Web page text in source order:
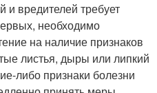
и вредителей требует
необходимо
на наличие признаков
листья, дыры или липкий
либо признаки болезни